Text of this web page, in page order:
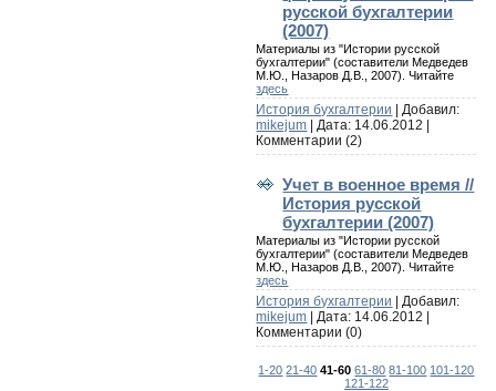
русской бухгалтерии
(2007)
Материалы из "Истории русской
бухгалтерии" (составители Медведев
М.Ю., Назаров Д.В., 2007). Читайте
здесь
История бухгалтерии
| Добавил:
mikejum | Дата: 14.06.2012
Комментарии (2)
Учет в военное время //
История русской
бухгалтерии (2007)
Материалы из "Истории русской
бухгалтерии" (составители Медведев
М.Ю., Назаров Д.В., 2007). Читайте
здесь
История бухгалтерии
| Добавил:
mikejum | Дата: 14.06.2012
Комментарии (0)
1-20 21-40 41-60 61-80 81-100 101-120
121-122